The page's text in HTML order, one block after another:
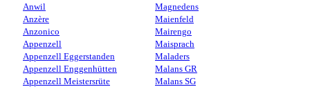
Anwil
Anzère
Anzonico
Appenzell
Appenzell Eggerstanden
Appenzell Enggenhütten
Appenzell Meistersrüte
Magnedens
Maienfeld
Mairengo
Maisprach
Maladers
Malans GR
Malans SG